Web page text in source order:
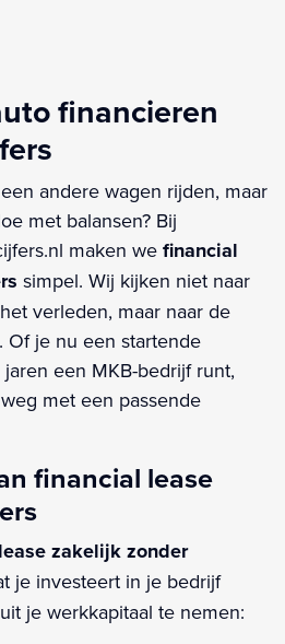
financieren
andere wagen rijden, maar
met balansen? Bij
maken wefinancial
simpel. Wij kijken niet naar
verleden, maar naar de
Of je nu een startende
een MKB-bedrijf runt,
met een passende
financial lease
zakelijk zonder
je investeert in je bedrijf
je werkkapitaal te nemen: